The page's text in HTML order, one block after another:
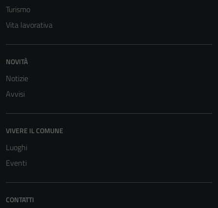
Turismo
Vita lavorativa
NOVITÀ
Notizie
Avvisi
VIVERE IL COMUNE
Luoghi
Eventi
CONTATTI